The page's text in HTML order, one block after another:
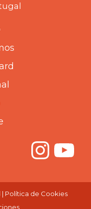
| Política de Cookies